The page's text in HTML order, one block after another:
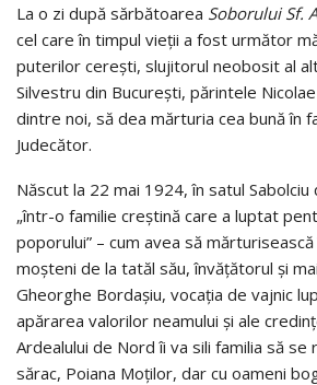
La o zi după sărbătoarea Soborului Sf.
cel care în timpul vieții a fost următor
puterilor cerești, slujitorul neobosit al
Silvestru din București, părintele
dintre noi, să dea mărturia cea bună în
Judecător.
Născut la 22 mai 1924, în satul
„într-o familie creștină care a luptat
poporului” – cum avea să
moșteni de la tatăl său, învățătorul și
Gheorghe Bordașiu, vocația de vajnic
apărarea valorilor neamului și ale
Ardealului de Nord îi va sili familia să
sărac, Poiana Moților, dar cu oameni